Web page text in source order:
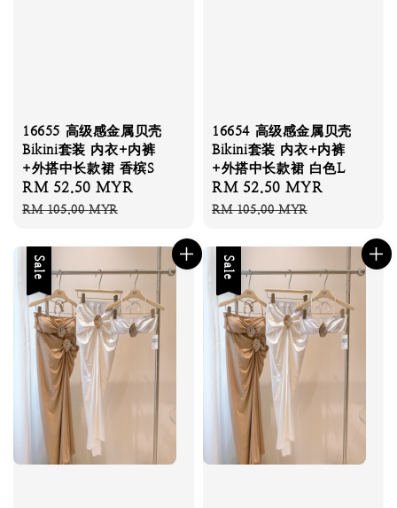
16655 高级感金属贝壳
Bikini套装 内衣+内裤
+外搭中长款裙 香槟S
Sale
price
RM 52.50 MYR
RM 105.00 MYR
16654 高级感金属贝壳
Bikini套装 内衣+内裤
+外搭中长款裙 白色L
Sale
price
RM 52.50 MYR
RM 105.00 MYR
Sale Sale